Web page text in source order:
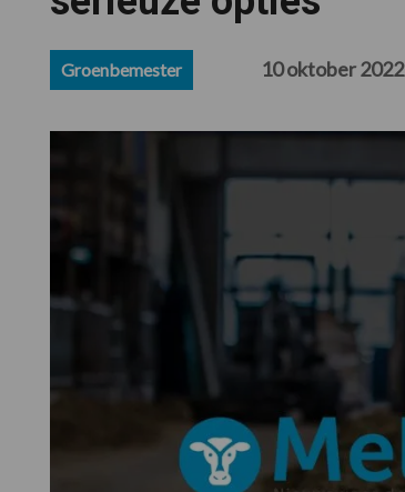
Groenbemester 10 oktober 2022